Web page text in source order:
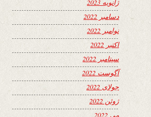
ژانویه 2023
دسامبر 2022
نوامبر 2022
اکتبر 2022
سپتامبر 2022
آگوست 2022
جولای 2022
ژوئن 2022
می 2022